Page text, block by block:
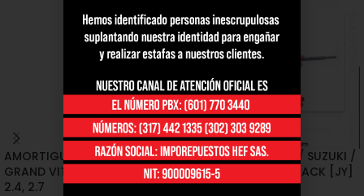
AMORTIGUADORES / SUZUKI /
GRAND VITARA SZ [JT] 2.0,
2.4, 2.7
AMORTIGUADORES / SUZUKI /
SX4 SEDAN, HATCHBACK [JY]